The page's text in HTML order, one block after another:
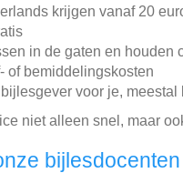
krijgen vanaf 20
in de gaten en houden
of bemiddelingskosten
voor je, meestal
niet alleen snel, maar
bijlesdocenten